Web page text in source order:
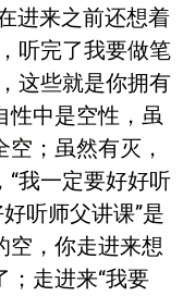
进来之前还想着
听完了我要做笔
这些就是你拥有
性中是空性，虽
；虽然有灭，
“我一定要好好听
听师父讲课”是
空，你走进来想
；走进来“我要